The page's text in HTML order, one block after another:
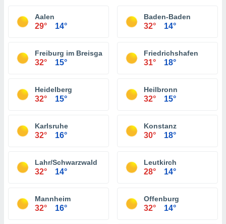
Aalen
29° 14°
Baden-Baden
32° 14°
Freiburg im Breisgau
32° 15°
Friedrichshafen
31° 18°
Heidelberg
32° 15°
Heilbronn
32° 15°
Karlsruhe
32° 16°
Konstanz
30° 18°
Lahr/Schwarzwald
32° 14°
Leutkirch
28° 14°
Mannheim
32° 16°
Offenburg
32° 14°